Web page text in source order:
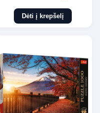
Dėti į krepšelį